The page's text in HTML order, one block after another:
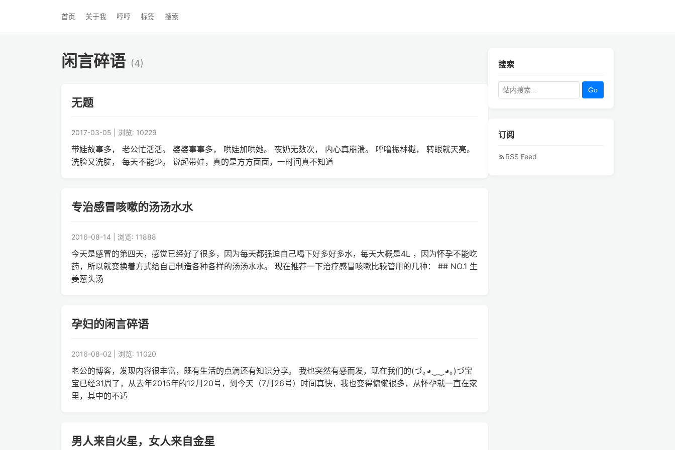
首页 关于我 哼哼 标签 搜索
闲言碎语 (4)
无题
2017-03-05 | 浏览: 10229
带娃故事多， 老公忙活活。 婆婆事事多， 哄娃加哄她。 夜奶无数次， 内心真崩溃。 呼噜振林樾， 转眼就天亮。
洗脸又洗腚， 每天不能少。 说起带娃，真的是方方面面，一时间真不知道
专治感冒咳嗽的汤汤水水
2016-08-14 | 浏览: 11888
今天是感冒的第四天，感觉已经好了很多，因为每天都强迫自己喝下好多好多水，每天大概是4L ，因为怀孕不能吃
药，所以就变换着方式给自己制造各种各样的汤汤水水。 现在推荐一下治疗感冒咳嗽比较管用的几种： ## NO.1 生
姜葱头汤
孕妇的闲言碎语
2016-08-02 | 浏览: 11020
老公的博客，发现内容很丰富，既有生活的点滴还有知识分享。 我也突然有感而发，现在我们的(づ｡◕‿‿◕｡)づ宝
宝已经31周了，从去年2015年的12月20号，到今天（7月26号）时间真快，我也变得慵懒很多，从怀孕就一直在家
里，其中的不适
男人来自火星，女人来自金星
搜索
Go
订阅
RSS Feed